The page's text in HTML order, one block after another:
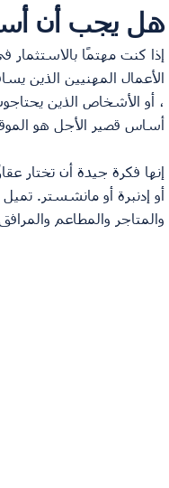
هل يجب أن
إذا كنت مهتمًا
الأعمال المهنيين الذين
، أو الأشخاص الذين
أساس قصير الأجل هو
إنها فكرة جيدة أن تختار
أو إدنبرة أو مانشستر.
والمتاجر والمطاعم